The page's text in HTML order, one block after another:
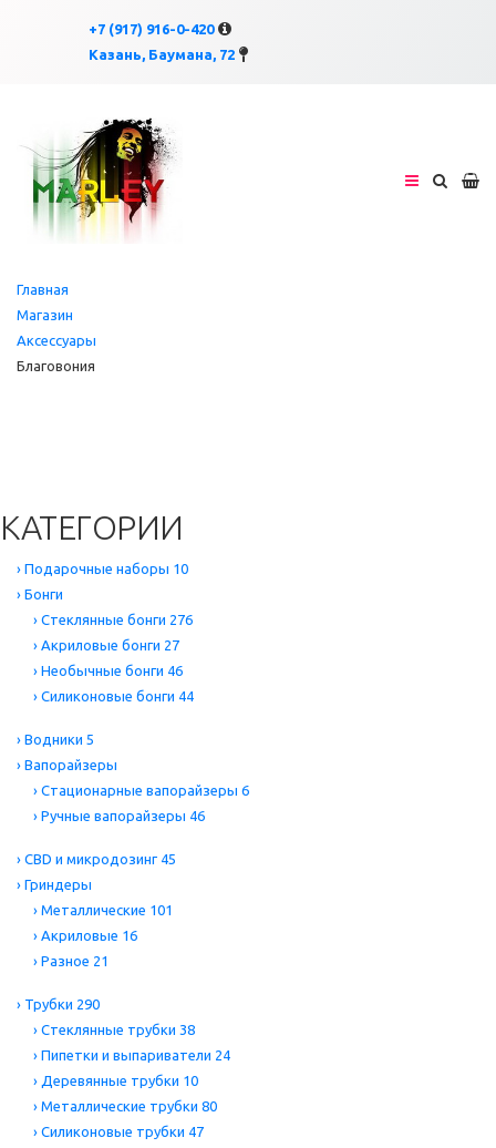
+7 (917) 916-0-420
Казань, Баумана, 72×
Главная
Магазин
Аксессуары
Благовония
КАТЕГОРИИ
› Подарочные наборы 10
› Бонги
› Стеклянные бонги 276
› Акриловые бонги 27
› Необычные бонги 46
› Силиконовые бонги 44
› Водники 5
› Вапорайзеры
› Стационарные вапорайзеры 6
› Ручные вапорайзеры 46
› CBD и микродозинг 45
› Гриндеры
› Металлические 101
› Акриловые 16
› Разное 21
› Трубки 290
› Стеклянные трубки 38
› Пипетки и выпариватели 24
› Деревянные трубки 10
› Металлические трубки 80
› Силиконовые трубки 47